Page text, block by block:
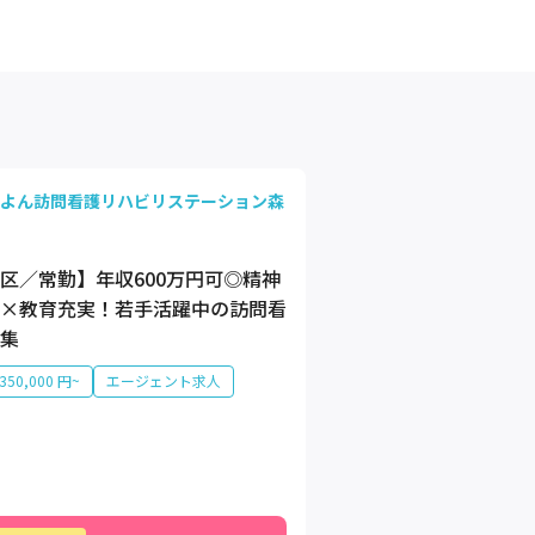
ん訪問看護リハビリステーション森
／常勤】年収600万円可◎精神
教育充実！若手活躍中の訪問看
円~ エージェント求人